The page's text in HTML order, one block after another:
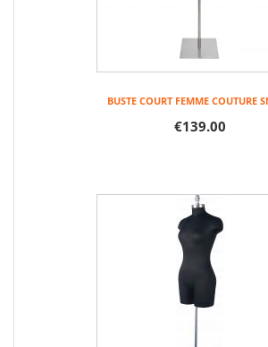
BUSTE COURT FEMME COUTURE
€139.00